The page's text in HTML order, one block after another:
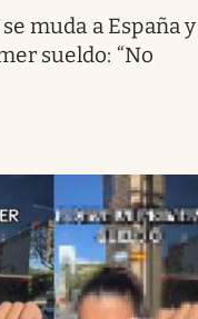
muda a España y
sueldo: “No